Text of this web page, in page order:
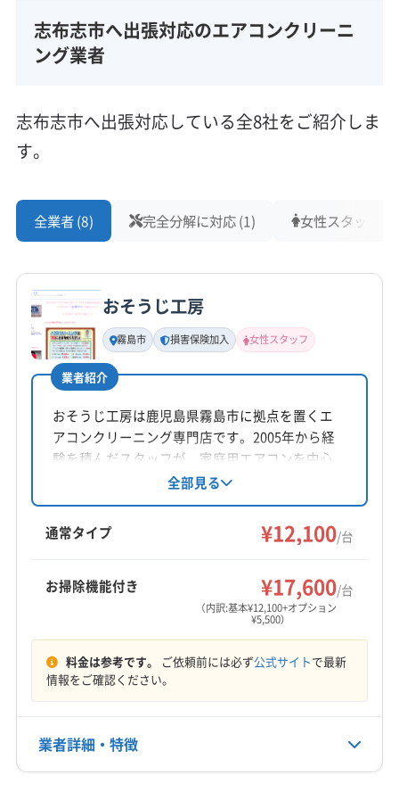
志布志市へ出張対応のエアコンクリーニ
ング業者
志布志市へ出張対応している全8社をご紹介しま
す。
全業者 (8) 完全分解に対応 (1) 女性スタッフ在
おそうじ工房
霧島市 損害保険加入 女性スタッフ
業者紹介
おそうじ工房は鹿児島県霧島市に拠点を置くエ
アコンクリーニング専門店です。2005年から経
験を積んだスタッフが、家庭用エアコンを中心
に丁寧な作業を提供。損害保険加入済みです。2
名体制で訪問し、消臭抗菌コート付き。複数台
割引や、お掃除機能付きエアコンへの対応も可
能です。地域密着型で、丁寧なサービスを心が
全部見る
通常タイプ ¥12,100/台
お掃除機能付き ¥17,600/台
（内訳:基本¥12,100+オプション
¥5,500）
料金は参考です。 ご依頼前には必ず公式サイトで最新
情報をご確認ください。
業者詳細・特徴